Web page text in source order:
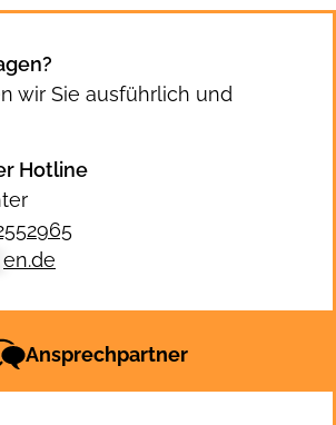
wir Sie ausführlich und
Hotline
en.de
Ansprechpartner